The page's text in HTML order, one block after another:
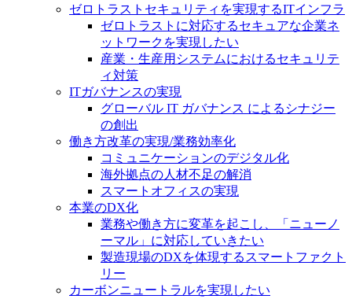
ゼロトラストセキュリティを実現するITインフラ
ゼロトラストに対応するセキュアな企業ネ
ットワークを実現したい
産業・生産用システムにおけるセキュリテ
ィ対策
ITガバナンスの実現
グローバル IT ガバナンス によるシナジー
の創出
働き方改革の実現/業務効率化
コミュニケーションのデジタル化
海外拠点の人材不足の解消
スマートオフィスの実現
本業のDX化
業務や働き方に変革を起こし、「ニューノ
ーマル」に対応していきたい
製造現場のDXを体現するスマートファクト
リー
カーボンニュートラルを実現したい